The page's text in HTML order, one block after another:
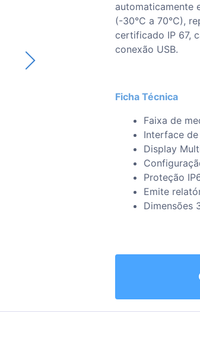
automaticamente
(-30°C a 70°C),
certificado IP 67,
conexão USB.
Ficha Técnica
Faixa de
Interface
Display
Proteção
Emite
Dimensões